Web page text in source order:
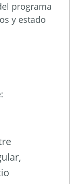
programa
y estado